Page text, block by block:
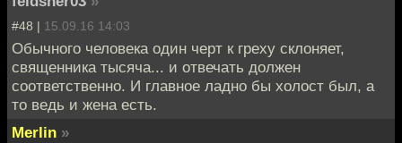
#48 | 15.09.16 14:03
Обычного человека один черт к греху склоняет,
священника тысяча... и отвечать должен
соответственно. И главное ладно бы холост был, а
то ведь и жена есть.
Merlin »